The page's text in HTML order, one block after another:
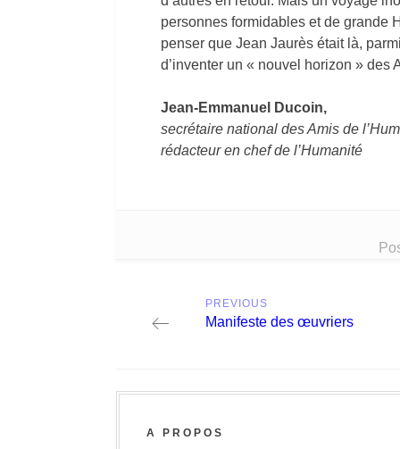
personnes formidables et de grande
penser que Jean Jaurès était là,
d’inventer un « nouvel horizon » des
Jean-Emmanuel Ducoin,
secrétaire national des Amis de
rédacteur en chef de l’Humanité
navigation
PREVIOUS
Previous
Manifeste des œuvriers
A PROPOS